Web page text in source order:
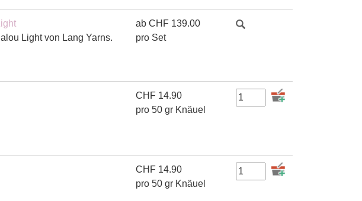
Light von Lang Yarns.
ab CHF 139.00
pro Set
CHF 14.90
pro 50 gr Knäuel
CHF 14.90
pro 50 gr Knäuel